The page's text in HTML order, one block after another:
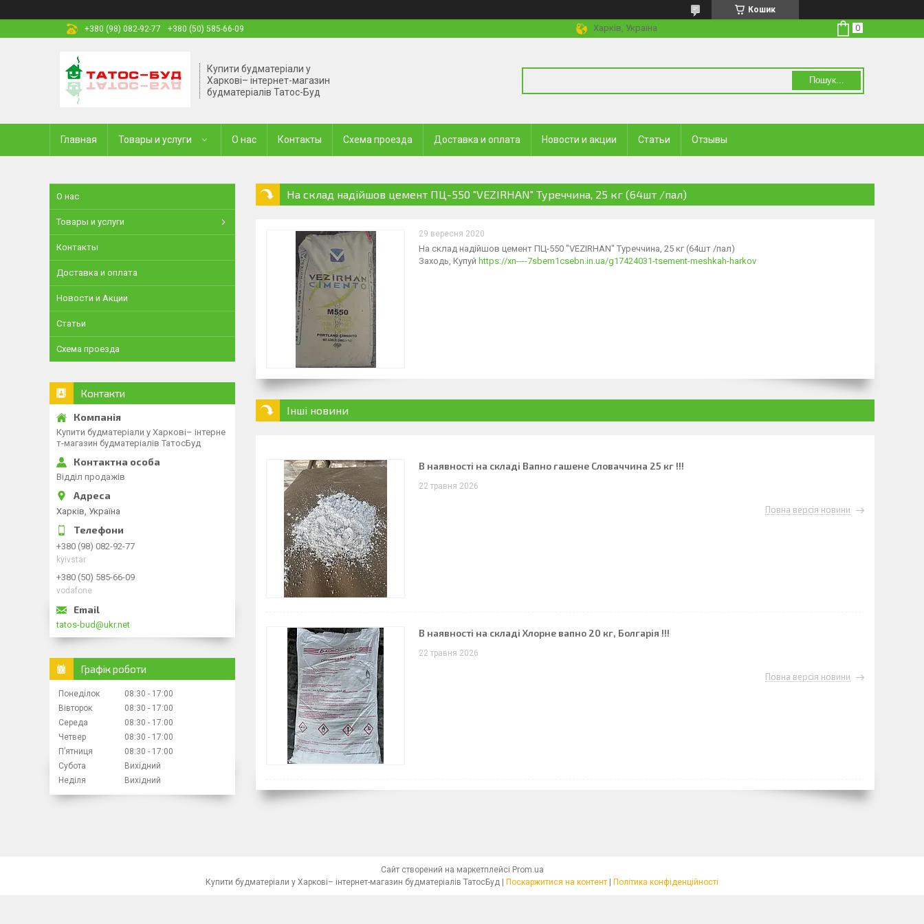
Кошик
+380 (98) 082-92-77
+380 (50) 585-66-09 Харків, Україна
Купити будматеріали у
Харкові– інтернет-магазин
будматеріалів Татос-Буд
Пошук...
Главная Товары и услуги О нас Контакты Схема проезда Доставка и оплата Новости и акции Статьи Отзывы
На склад надійшов цемент ПЦ-550 "VEZIRHAN" Туреччина, 25 кг (64шт /пал)
29 вересня 2020
На склад надійшов цемент ПЦ-550 "VEZIRHAN" Туреччина, 25 кг (64шт /пал)
Заходь, Купуй https://xn----7sbem1csebn.in.ua/g17424031-tsement-meshkah-harkov
Інші новини
В наявності на складі Вапно гашене Словаччина 25 кг !!!
22 травня 2026
Повна версія новини
В наявності на складі Хлорне вапно 20 кг, Болгарія !!!
22 травня 2026
Повна версія новини
О нас
Товары и услуги
Контакты
Доставка и оплата
Новости и Акции
Статьи
Схема проезда
Контакти
Купити будматеріали у Харкові– інтерне
т-магазин будматеріалів ТатосБуд
Відділ продажів
Харків, Україна
+380 (98) 082-92-77
kyivstar
+380 (50) 585-66-09
vodafone
tatos-bud@ukr.net
Графік роботи
Понеділок 08:30
17:00
Вівторок
08:30
17:00
Середа
08:30
17:00
Четвер
08:30
17:00
Пʼятниця
08:30
17:00
Субота
Вихідний
Неділя
Вихідний
Сайт створений на маркетплейсі Prom.ua
Купити будматеріали у Харкові– інтернет-магазин будматеріалів ТатосБуд | Поскаржитися на контент | Політика конфіденційності